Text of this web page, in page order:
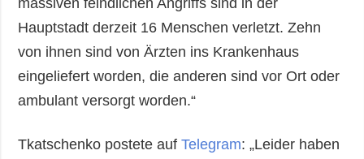
Hauptstadt derzeit 16 Menschen verletzt. Zehn
von ihnen sind von Ärzten ins Krankenhaus
eingeliefert worden, die anderen sind vor Ort oder
ambulant versorgt worden.“
Tkatschenko postete aufTelegram: „Leider haben